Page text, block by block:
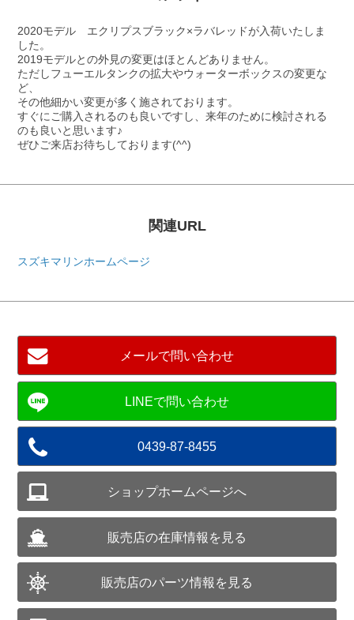
2020モデル エクリプスブラック×ラバレッドが入荷いたしま
した。
2019モデルとの外見の変更はほとんどありません。
ただしフューエルタンクの拡大やウォーターボックスの変更な
ど、
その他細かい変更が多く施されております。
すぐにご購入されるのも良いですし、来年のために検討される
のも良いと思います♪
ぜひご来店お待ちしております(^^)
関連URL
スズキマリンホームページ
メールで問い合わせ
0439-87-8455
ショップホームページへ
販売店の在庫情報を見る
販売店のパーツ情報を見る